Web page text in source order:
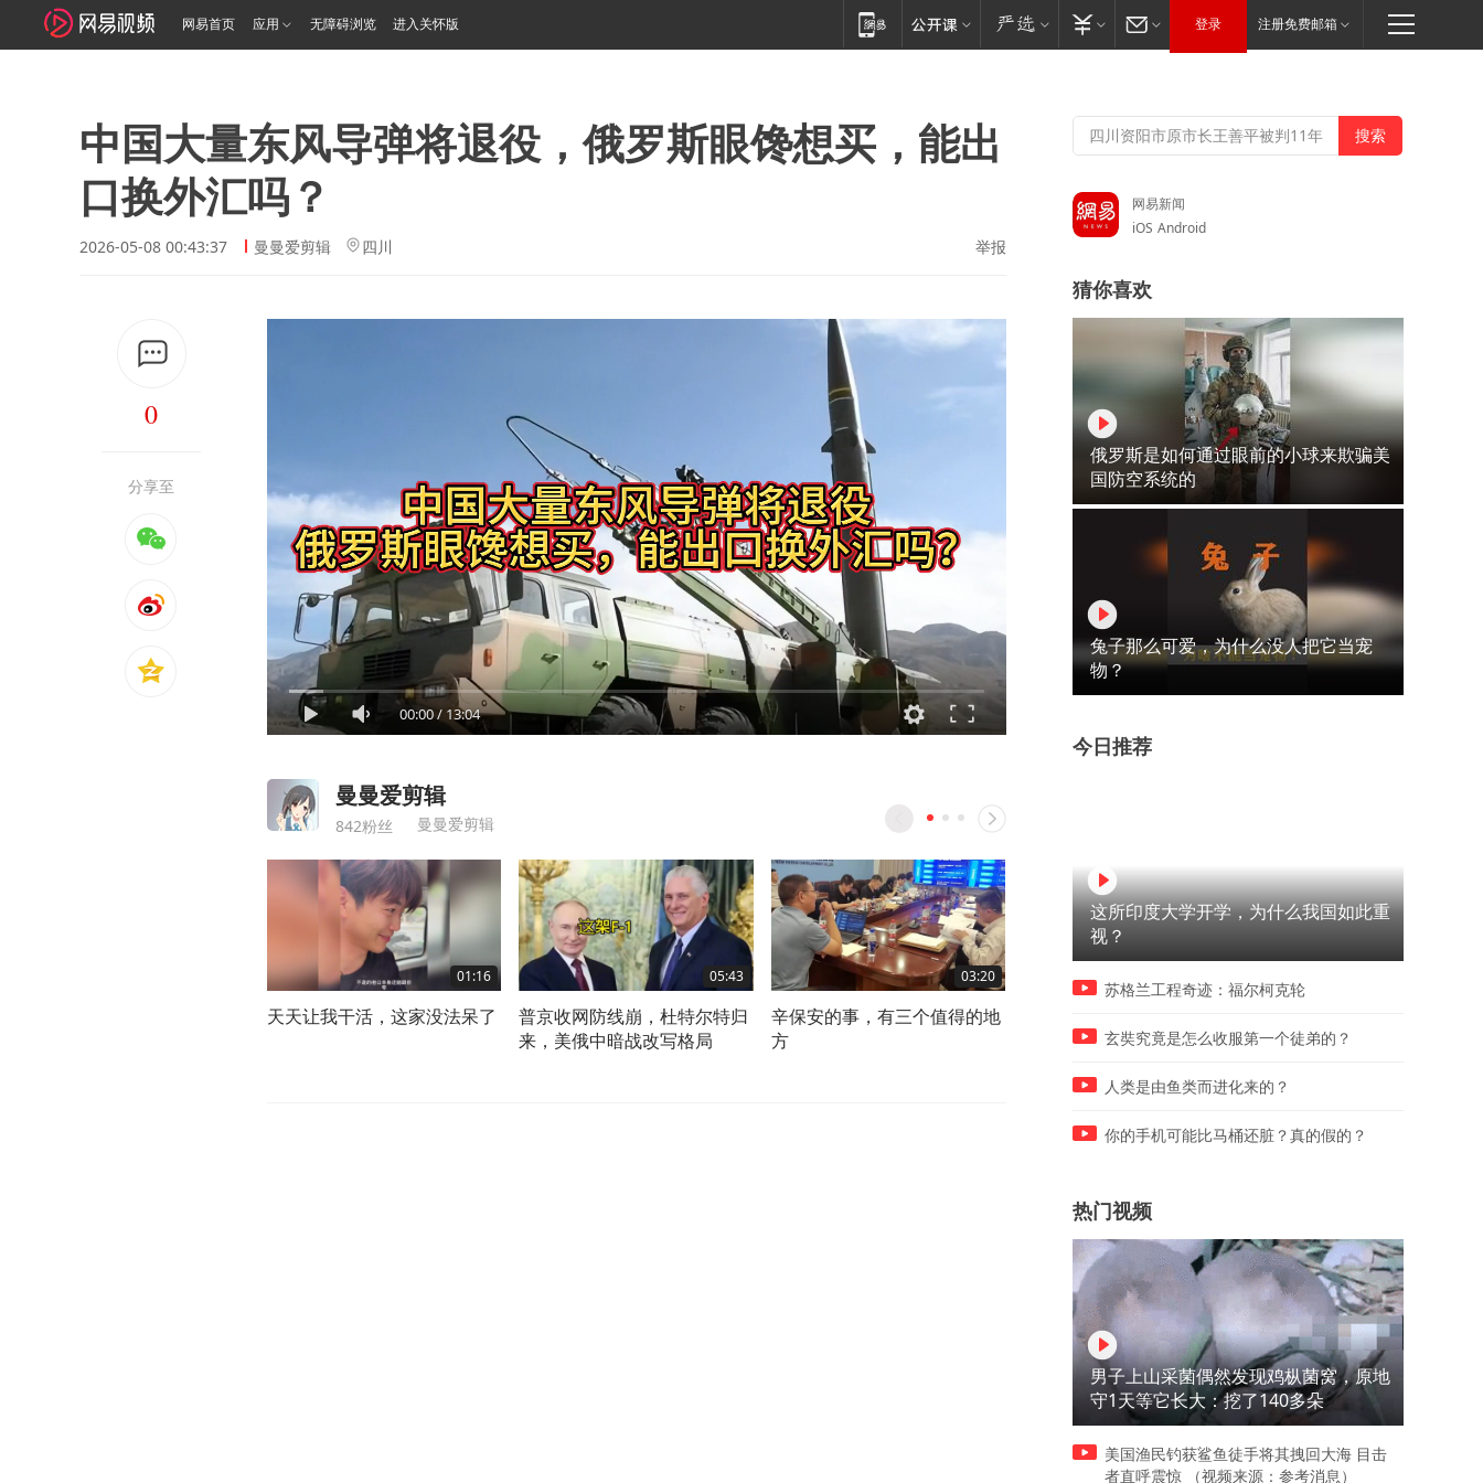
网易首页 应用 无障碍浏览 进入关怀版 登录 注册免费邮箱
中国大量东风导弹将退役，俄罗斯眼馋想买，能出
口换外汇吗？
2026-05-08 00:43:37 曼曼爱剪辑 四川 举报
0
分享至
00:00/ 13:04
曼曼爱剪辑
842粉丝 曼曼爱剪辑
01:16
天天让我干活，这家没法呆了
05:43
普京收网防线崩，杜特尔特归
来，美俄中暗战改写格局
03:20
辛保安的事，有三个值得的地
方
拇指女娃，报恩改写家运
网易新闻
iOS Android
猜你喜欢
俄罗斯是如何通过眼前的小球来欺骗美
国防空系统的
兔子那么可爱，为什么没人把它当宠
物？
今日推荐
这所印度大学开学，为什么我国如此重
视？
苏格兰工程奇迹：福尔柯克轮
玄奘究竟是怎么收服第一个徒弟的？
人类是由鱼类而进化来的？
你的手机可能比马桶还脏？真的假的？
热门视频
男子上山采菌偶然发现鸡枞菌窝，原地
守1天等它长大：挖了140多朵
美国渔民钓获鲨鱼徒手将其拽回大海 目击
者直呼震惊 （视频来源：参考消息）